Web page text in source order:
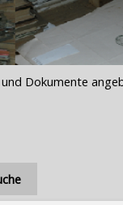
Dokumente